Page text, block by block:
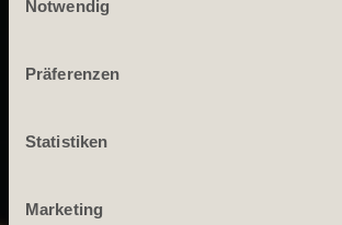
Notwendig
Präferenzen
Statistiken
Marketing